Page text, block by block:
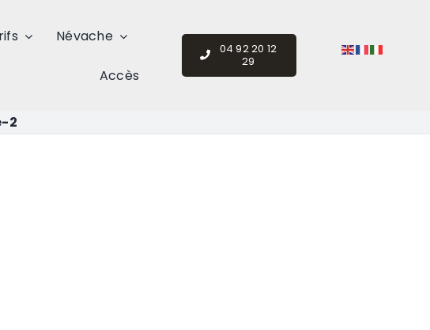
Névache
Accès
04 92 20 12
29
2